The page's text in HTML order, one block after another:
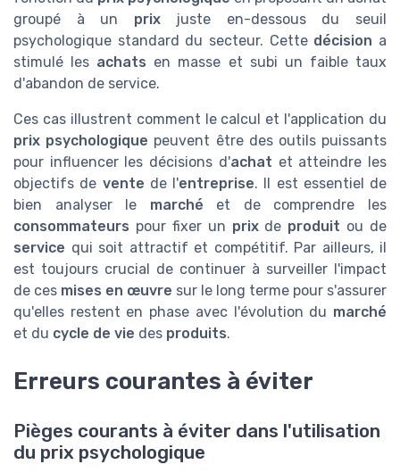
groupé à un prixjuste en-dessous du seuil
psychologique standard du secteur. Cette décision a
stimulé les achats en masse et subi un faible taux
d'abandon de service.
Ces cas illustrent comment le calcul et l'application du
prix psychologique peuvent être des outils puissants
pour influencer les décisions d'achat et atteindre les
objectifs de vente de l'entreprise. Il est essentiel de
bien analyser le marché et de comprendre les
consommateurs pour fixer un prixde produit ou de
service qui soit attractif et compétitif. Par ailleurs, il
est toujours crucial de continuer à surveiller l'impact
de ces mises en œuvre sur le long terme pour s'assurer
qu'elles restent en phase avec l'évolution du marché
et du cycle de vie des produits.
Erreurs courantes à éviter
Pièges courants à éviter dans l'utilisation
du prix psychologique